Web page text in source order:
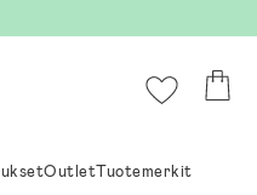
OutletTuotemerkit